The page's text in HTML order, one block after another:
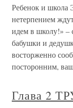
Ребенок и школа
нетерпением
идем в школу!» –
бабушки и
восторженно
посторонним,
Глава 2